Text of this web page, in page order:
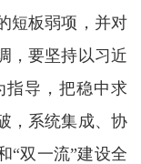
短板弱项，并对
，要坚持以习近
指导，把稳中求
，系统集成、协
“双一流”建设全